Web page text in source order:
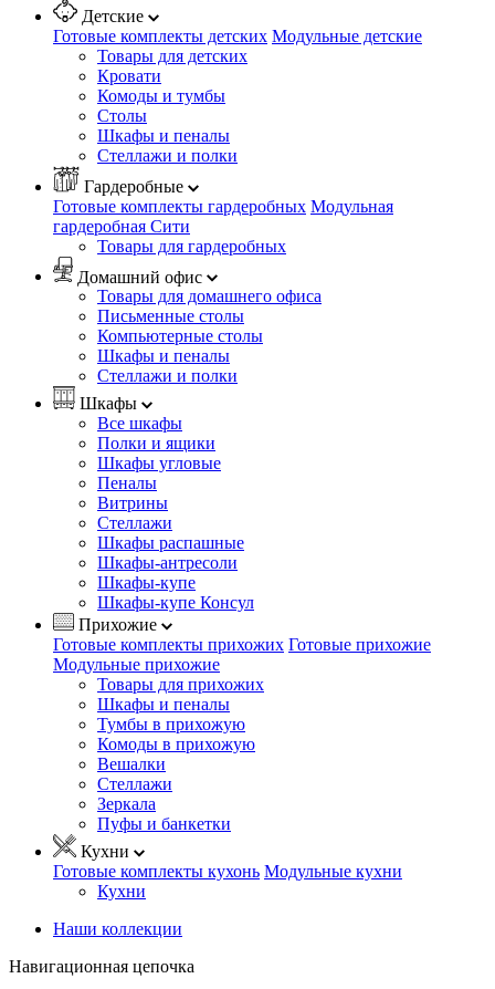
Детские
Готовые комплекты детских Модульные детские
Товары для детских
Кровати
Комоды и тумбы
Столы
Шкафы и пеналы
Стеллажи и полки
Гардеробные
Готовые комплекты гардеробных Модульная
гардеробная Сити
Товары для гардеробных
Домашний офис
Товары для домашнего офиса
Письменные столы
Компьютерные столы
Шкафы и пеналы
Стеллажи и полки
Шкафы
Все шкафы
Полки и ящики
Шкафы угловые
Пеналы
Витрины
Стеллажи
Шкафы распашные
Шкафы-антресоли
Шкафы-купе
Шкафы-купе Консул
Прихожие
Готовые комплекты прихожих Готовые прихожие
Модульные прихожие
Товары для прихожих
Шкафы и пеналы
Тумбы в прихожую
Комоды в прихожую
Вешалки
Стеллажи
Зеркала
Пуфы и банкетки
Кухни
Готовые комплекты кухонь Модульные кухни
Кухни
Наши коллекции
Навигационная цепочка